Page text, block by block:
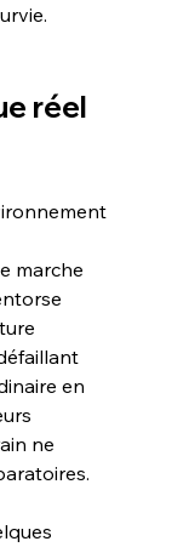
réel
marche
en
ne